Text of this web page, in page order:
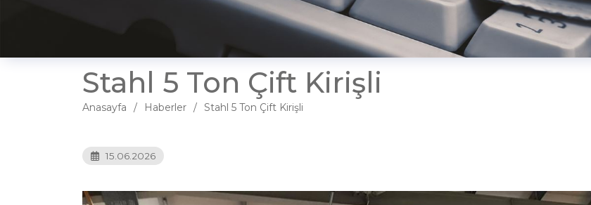
Stahl 5 Ton Çift Kirişli
Anasayfa Haberler Stahl 5 Ton Çift Kirişli
15.06.2026